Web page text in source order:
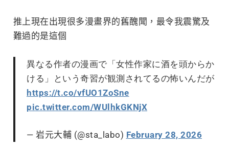
推上現在出現很多漫畫界的舊醜聞，最令我震驚及
難過的是這個
異なる作者の漫画で「女性作家に酒を頭からか
ける」という奇習が観測されてるの怖いんだが
https://t.co/vfUO1ZoSne
pic.twitter.com/WUlhkGKNjX
— 岩元大輔 (@sta_labo) February 28, 2026